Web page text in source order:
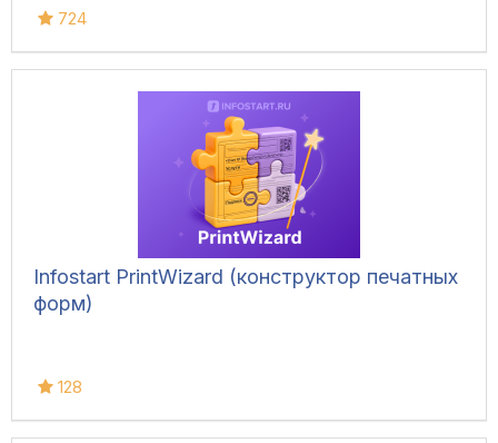
724
Infostart PrintWizard (конструктор печатных
форм)
128